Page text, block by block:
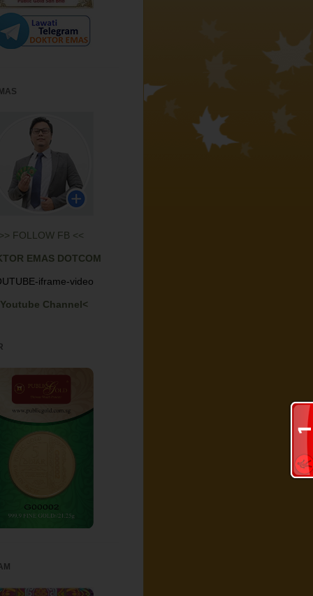
FOLLOW FB <<
EMAS DOTCOM
iframe-video
Channel<